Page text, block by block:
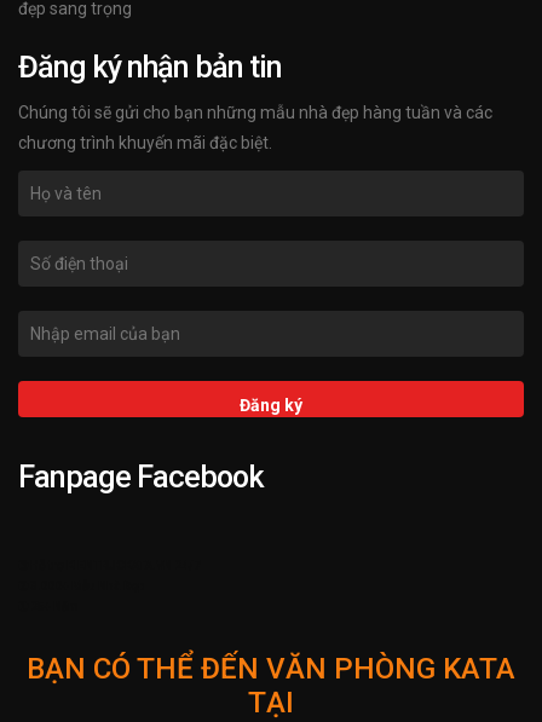
đẹp sang trọng
Đăng ký nhận bản tin
Chúng tôi sẽ gửi cho bạn những mẫu nhà đẹp hàng tuần và các
chương trình khuyến mãi đặc biệt.
Fanpage Facebook
BẠN CÓ THỂ ĐẾN VĂN PHÒNG KATA
TẠI